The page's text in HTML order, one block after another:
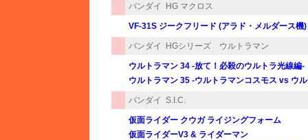
バンダイ HG マクロス
VF-31S ジークフリード (アラド・メルダース機)
バンダイ HGシリーズ ウルトラマン
ウルトラマン 34 -放て！必殺のウルトラ光線編-
ウルトラマン 35 -ウルトラマンコスモス vs ウ
バンダイ S.I.C.
仮面ライダー クウガ ライジングフォーム
仮面ライダーV3 & ライダーマン